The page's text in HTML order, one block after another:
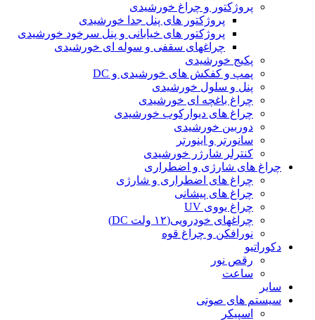
پروژکتور و چراغ خورشیدی
پروژکتور های پنل جدا خورشیدی
پروژکتور های خیابانی و پنل سرخود خورشیدی
چراغهای سقفی و سوله ای خورشیدی
پکیج خورشیدی
پمپ و کفکش های خورشیدی و DC
پنل و سلول خورشیدی
چراغ باغچه ای خورشیدی
چراغ های دیوارکوب خورشیدی
دوربین خورشیدی
سانورتر و اینورتر
کنترلر شارژر خورشیدی
چراغ های شارژی و اضطراری
چراغ های اضطراری و شارژی
چراغ های پیشانی
چراغ یووی UV
چراغهای خودرویی(۱۲ ولت DC)
نورافکن و چراغ قوه
دکوراتیو
رقص نور
ساعت
سایر
سیستم های صوتی
اسپیکر